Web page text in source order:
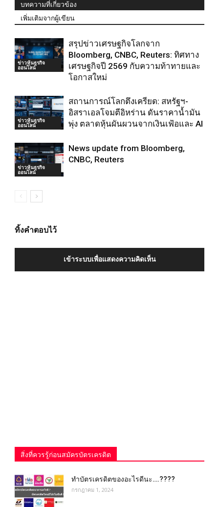
บทความที่เกี่ยวข้อง
เพิ่มเติมจากผู้เขียน
ข่าวหุ้นธุรกิจ
ออนไลน์
สรุปข่าวเศรษฐกิจโลกจาก
Bloomberg, CNBC, Reuters: ทิศทาง
เศรษฐกิจปี 2569 กับความท้าทายและ
โอกาสใหม่
ข่าวหุ้นธุรกิจ
ออนไลน์
สถานการณ์โลกตึงเครียด: สหรัฐฯ-
อิสราเอลโจมตีอิหร่าน ดันราคาน้ำมัน
พุ่ง ตลาดหุ้นผันผวนจากเงินเฟ้อและ AI
ข่าวหุ้นธุรกิจ
ออนไลน์
News update from Bloomberg,
CNBC, Reuters
ทิ้งคำตอบไว้
เข้าระบบเพื่อแสดงความคิดเห็น
สิ่งที่ควรรู้ก่อนสมัครบัตรเครดิต
ทําบัตรเครดิตของอะไรดีนะ….????
กรกฎาคม 1, 2024